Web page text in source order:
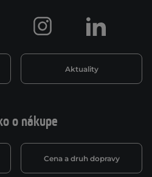
o nákupe
Cena a druh dopravy
Aktuality
Instagram LinkedIn